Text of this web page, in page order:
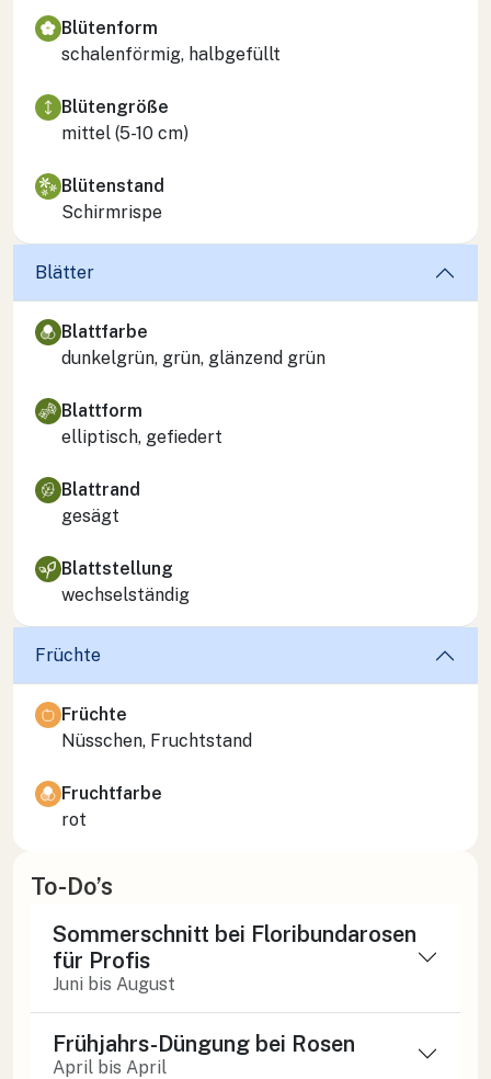
Blütenform
schalenförmig, halbgefüllt
Blütengröße
mittel (5-10 cm)
Blütenstand
Schirmrispe
Blätter
Blattfarbe
dunkelgrün, grün, glänzend grün
Blattform
elliptisch, gefiedert
Blattrand
gesägt
Blattstellung
wechselständig
Früchte
Früchte
Nüsschen, Fruchtstand
Fruchtfarbe
rot
To-Do’s
Sommerschnitt bei Floribundarosen
für Profis
Juni bis August
Frühjahrs-Düngung bei Rosen
April bis April